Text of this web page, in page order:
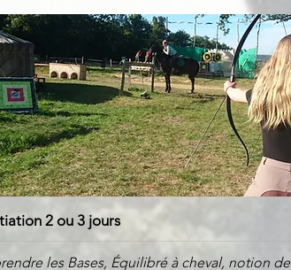
2 ou 3 jours
les Bases, Équilibré à cheval, notion de